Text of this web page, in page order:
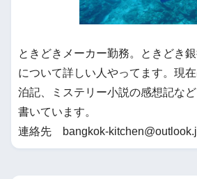
ときどきメーカー勤務。ときどき
について詳しい人やってます。現
泊記、ミステリー小説の感想記な
書いています。
連絡先 bangkok-